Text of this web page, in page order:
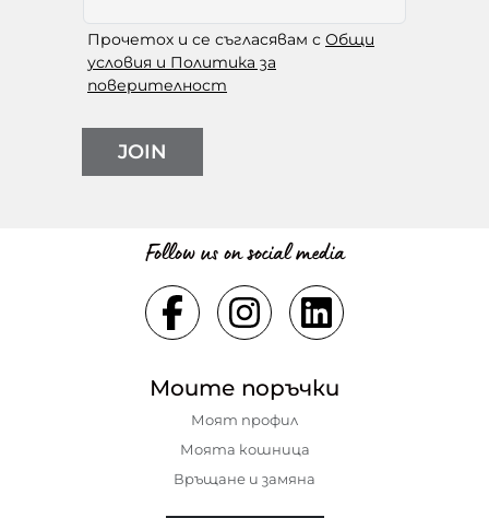
Прочетох и се съгласявам с Общи
условия и Политика за
поверителност
JOIN
Follow us on social media
Моите поръчки
Моят профил
Моята кошница
Връщане и замяна